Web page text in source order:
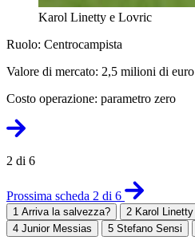
Karol Linetty e Lovric
Ruolo: Centrocampista
Valore di mercato: 2,5 milioni di euro
Costo operazione: parametro zero
2 di 6
Prossima scheda 2 di 6
1 Arriva la salvezza? 2 Karol Linetty
4 Junior Messias 5 Stefano Sensi